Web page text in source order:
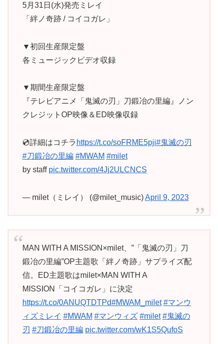
5月31日(水)発売ミレイ
「絆ノ奇跡 / コイコガレ」
▼初回生産限定盤
各ミュージックビデオ収録
▼期間生産限定盤
『テレビアニメ「鬼滅の刃」刀鍛冶の里編』ノン
クレジットOP映像＆ED映像収録
💿詳細はコチラ https://t.co/soFRME5pji#鬼滅の刃
#刀鍛冶の里編 #MWAM #milet
by staff pic.twitter.com/4Jj2ULCNCS
— milet（ミレイ） (@milet_music)April 9, 2023
MAN WITH A MISSION×milet、”「鬼滅の刃」刀
鍛冶の里編”OP主題歌「絆ノ奇跡」サプライズ配
信。ED主題歌はmilet×MAN WITH A
MISSION「コイコガレ」に決定
https://t.co/0ANUQTDTPd#MWAM_milet #マンウ
ィズミレイ #MWAM #マンウィズ #milet #鬼滅の
刃 #刀鍛冶の里編 pic.twitter.com/wK1S5QufoS